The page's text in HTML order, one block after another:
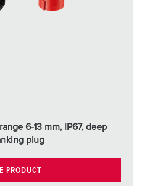
6-13 mm, IP67, deep
plug
PRODUCT